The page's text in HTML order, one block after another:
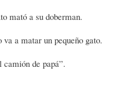
mató a su doberman.
a matar un pequeño gato.
camión de papá”.